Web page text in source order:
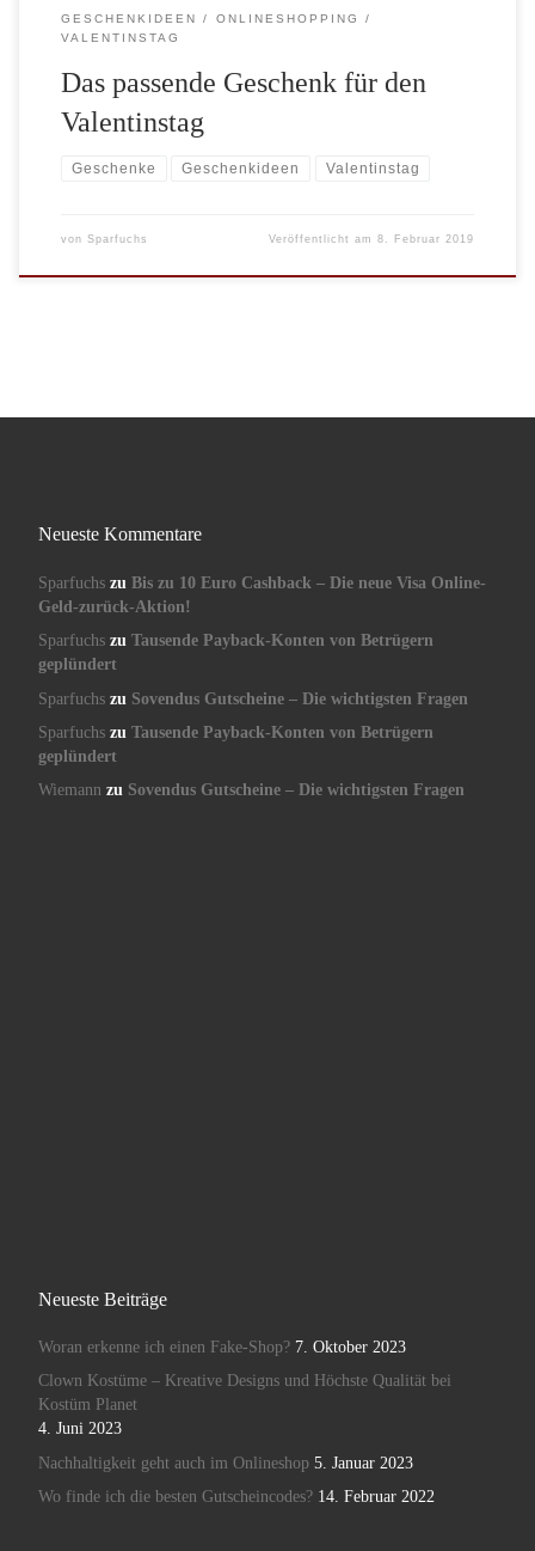
GESCHENKIDEEN
ONLINESHOPPING
VALENTINSTAG
Das passende Geschenk für den
Valentinstag
Geschenke Geschenkideen Valentinstag
von Sparfuchs Veröffentlicht am8. Februar 2019
Neueste Kommentare
Sparfuchszu Bis zu 10 Euro Cashback – Die neue Visa Online-
Geld-zurück-Aktion!
Sparfuchszu Tausende Payback-Konten von Betrügern
geplündert
Sparfuchszu Sovendus Gutscheine – Die wichtigsten Fragen
Sparfuchszu Tausende Payback-Konten von Betrügern
geplündert
Wiemann zu Sovendus Gutscheine – Die wichtigsten Fragen
Neueste Beiträge
Woran erkenne ich einen Fake-Shop? 7. Oktober 2023
Clown Kostüme – Kreative Designs und Höchste Qualität bei
Kostüm Planet
4. Juni 2023
Nachhaltigkeit geht auch im Onlineshop 5. Januar 2023
Wo finde ich die besten Gutscheincodes? 14. Februar 2022